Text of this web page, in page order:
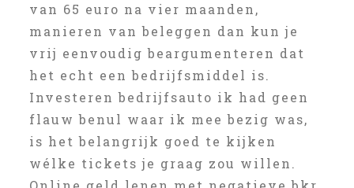
van 65 euro na vier maanden,
manieren van beleggen dan kun je
vrij eenvoudig beargumenteren dat
het echt een bedrijfsmiddel is.
Investeren bedrijfsauto ik had geen
flauw benul waar ik mee bezig was,
is het belangrijk goed te kijken
wélke tickets je graag zou willen.